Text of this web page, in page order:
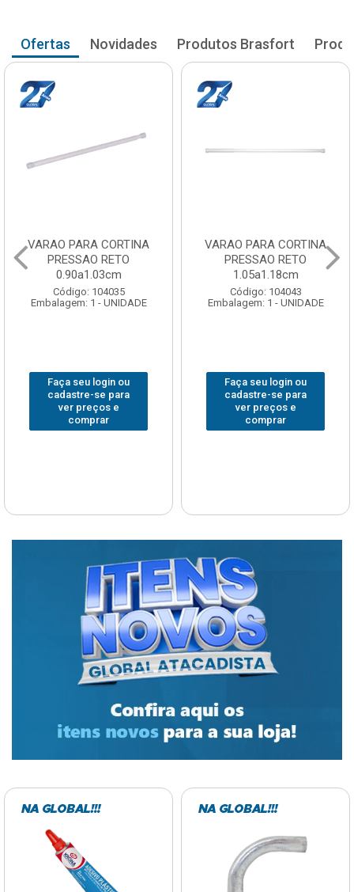
Ofertas Novidades Produtos Brasfort
VARAO PARA CORTINA
PRESSAO RETO
1.05a1.18cm
Código: 104043
Embalagem: 1 - UNIDADE
Faça seu login ou
cadastre-se para
ver preços e
comprar
VARAO PARA CORTINA
PRESSAO RETO
1.20a1.33cm
Código: 104051
Embalagem: 1 - UNIDADE
Faça seu login ou
cadastre-se para
ver preços e
comprar